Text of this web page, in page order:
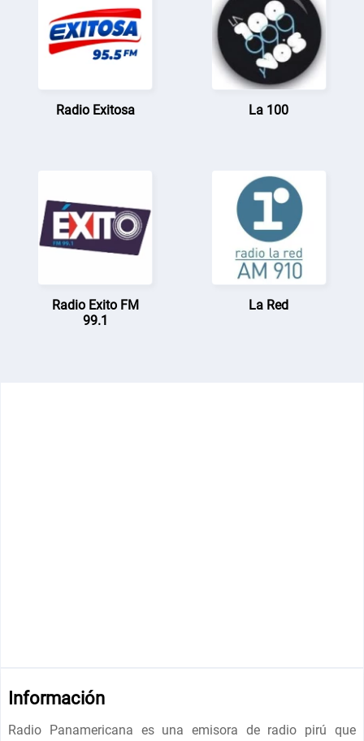
Radio Exitosa La 100
Radio Exito FM
99.1
La Red
Información
Radio Panamericana es una emisora ​​de radio pirú que